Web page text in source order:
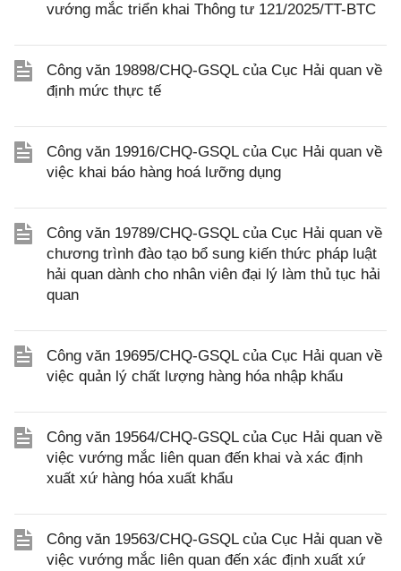
vướng mắc triển khai Thông tư 121/2025/TT-BTC
Công văn 19898/CHQ-GSQL của Cục Hải quan về
định mức thực tế
Công văn 19916/CHQ-GSQL của Cục Hải quan về
việc khai báo hàng hoá lưỡng dụng
Công văn 19789/CHQ-GSQL của Cục Hải quan về
chương trình đào tạo bổ sung kiến thức pháp luật
hải quan dành cho nhân viên đại lý làm thủ tục hải
quan
Công văn 19695/CHQ-GSQL của Cục Hải quan về
việc quản lý chất lượng hàng hóa nhập khẩu
Công văn 19564/CHQ-GSQL của Cục Hải quan về
việc vướng mắc liên quan đến khai và xác định
xuất xứ hàng hóa xuất khẩu
Công văn 19563/CHQ-GSQL của Cục Hải quan về
việc vướng mắc liên quan đến xác định xuất xứ